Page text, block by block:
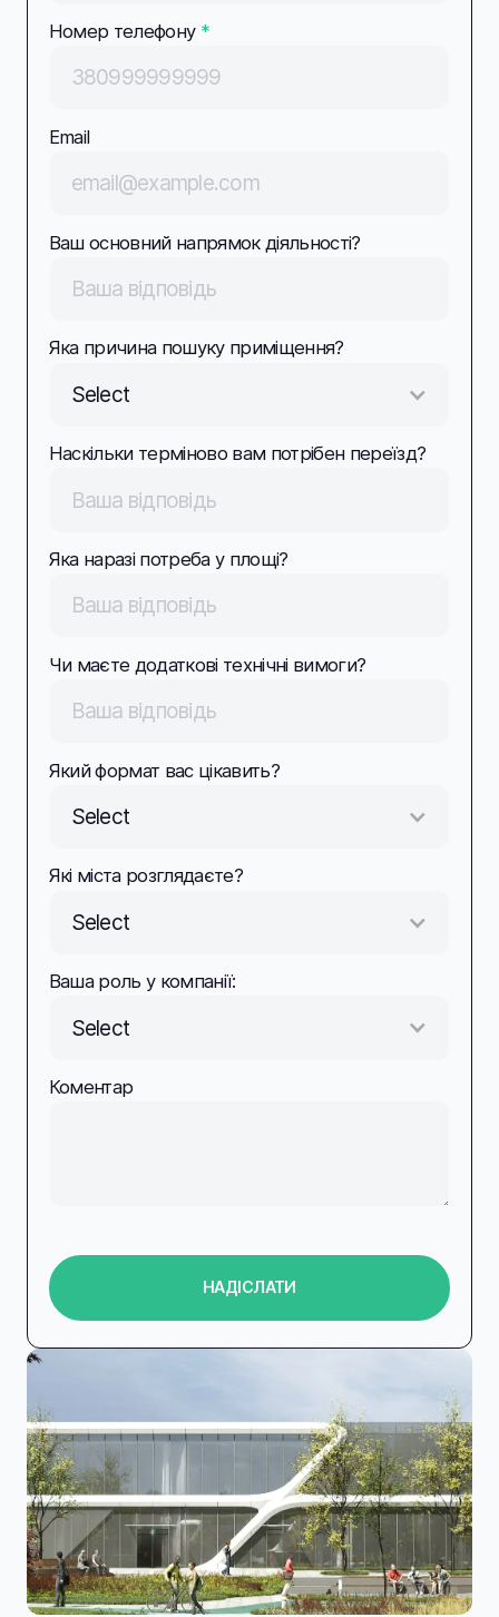
Номер телефону*
Email
Ваш основний напрямок діяльності?
Яка причина пошуку приміщення?
Select
Наскільки терміново вам потрібен переїзд?
Яка наразі потреба у площі?
Чи маєте додаткові технічні вимоги?
Який формат вас цікавить?
Select
Які міста розглядаєте?
Select
Ваша роль у компанії:
Select
Коментар